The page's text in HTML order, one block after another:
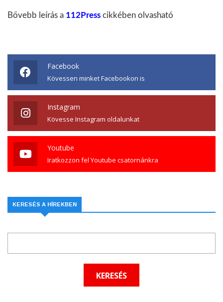
Bővebb leírás a 112Press cikkében olvasható
Facebook
Kövessen minket Facebookon is
Instagram
Kövesse Instagram oldalunkat
Youtube
Iratkozzon fel Youtube csatornánkra
KERESÉS A HÍREKBEN